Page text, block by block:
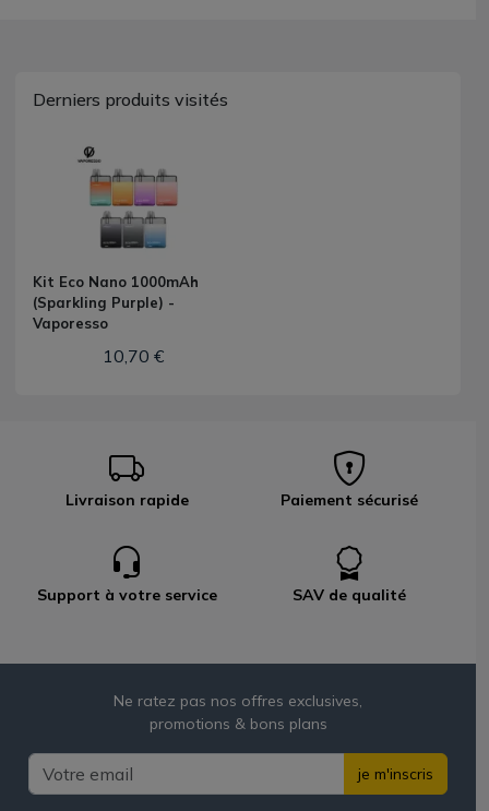
Derniers produits visités
Kit Eco Nano 1000mAh
(Sparkling Purple) -
Vaporesso
10,70 €
Livraison rapide Paiement sécurisé
Support à votre service SAV de qualité
Ne ratez pas nos offres exclusives,
promotions & bons plans
je m'inscris